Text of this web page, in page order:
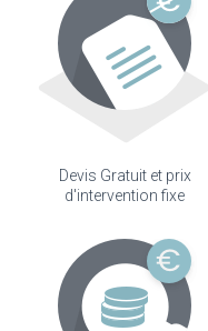
Devis Gratuit et prix
d'intervention fixe